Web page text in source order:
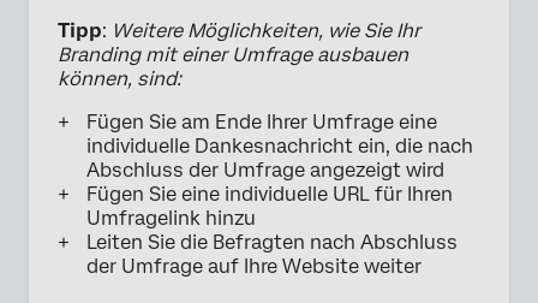
Tipp: Weitere Möglichkeiten, wie Sie Ihr
Branding mit einer Umfrage ausbauen
können, sind:
Fügen Sie am Ende Ihrer Umfrage eine
individuelle Dankesnachricht ein, die nach
Abschluss der Umfrage angezeigt wird
Fügen Sie eine individuelle URL für Ihren
Umfragelink hinzu
Leiten Sie die Befragten nach Abschluss
der Umfrage auf Ihre Website weiter